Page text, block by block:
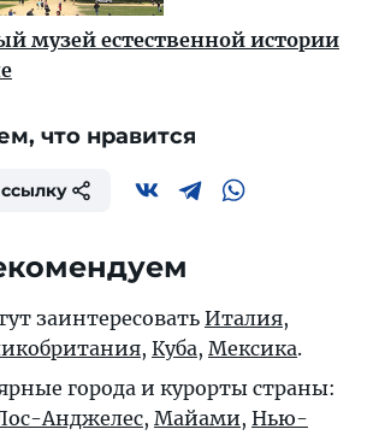
музей естественной истории
что нравится
заинтересовать Италия,
, Куба, Мексика.
города и курорты страны:
Анджелес, Майами, Нью-